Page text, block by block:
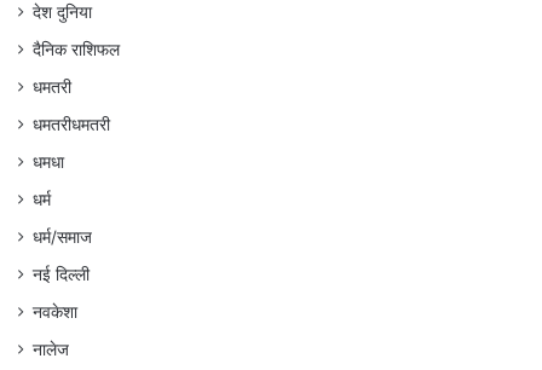
देश दुनिया
दैनिक राशिफल
धमतरी
धमतरीधमतरी
धमधा
धर्म
धर्म/समाज
नई दिल्ली
नवकेशा
नालेज